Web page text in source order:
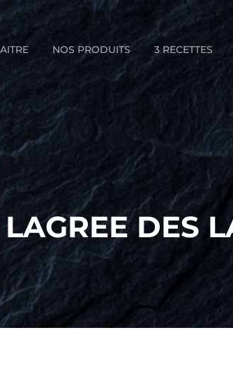
NOS PRODUITS 3 RECETTES
LAGREE DES